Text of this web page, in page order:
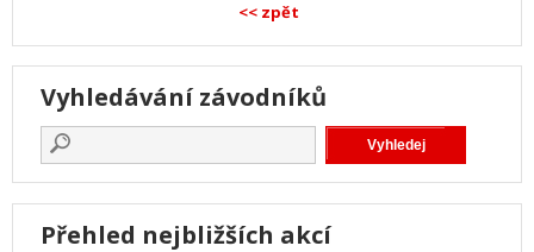
<< zpět
Vyhledávání závodníků
Přehled nejbližších akcí